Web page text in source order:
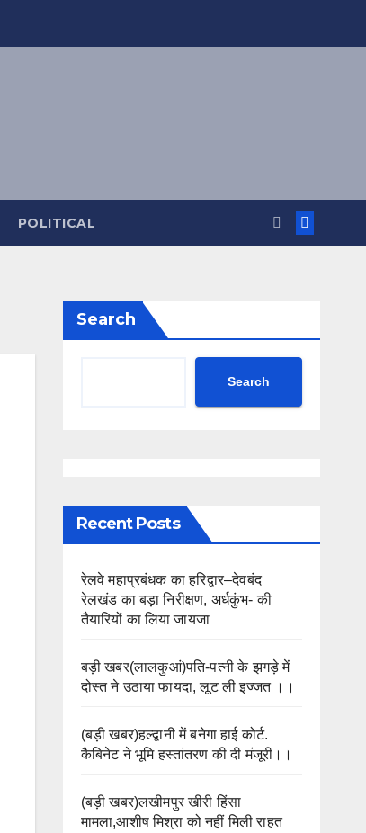
POLITICAL
Search
Search
Recent Posts
रेलवे महाप्रबंधक का हरिद्वार–देवबंद
रेलखंड का बड़ा निरीक्षण, अर्धकुंभ- की
तैयारियों का लिया जायजा
बड़ी खबर(लालकुआं)पति-पत्नी के झगड़े में
दोस्त ने उठाया फायदा, लूट ली इज्जत ।।
(बड़ी खबर)हल्द्वानी में बनेगा हाई कोर्ट.
कैबिनेट ने भूमि हस्तांतरण की दी मंजूरी।।
(बड़ी खबर)लखीमपुर खीरी हिंसा
मामला,आशीष मिश्रा को नहीं मिली राहत